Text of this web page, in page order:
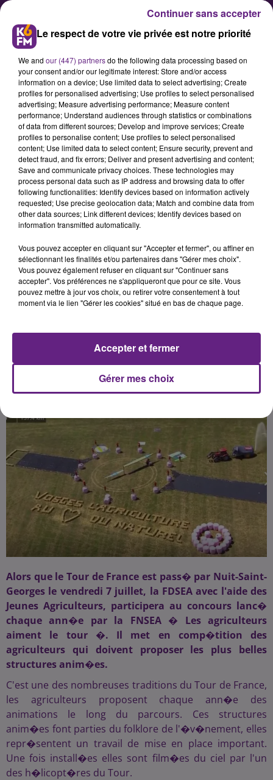
Flashback Tour de France : Les
agriculteurs étaient aussi de la
partie
Alors que le Tour de France est
passé par Nuit-Saint-Georges le
vendredi 7 juillet, la FDSEA avec
participera au concours lancé
chaque année par la FNSEA « Les
agriculteurs aiment le tour ».
Il&nbsp;met en compétition des
Publié : 9 juillet 2017 à 3h10 par 45
Alors que le Tour de France est pass� par Nuit-Saint-
Georges le vendredi 7 juillet, la FDSEA avec l'aide des
Jeunes Agriculteurs, participera au concours lanc�
chaque ann�e par la FNSEA � Les agriculteurs
aiment le tour �. Il met en comp�tition des
agriculteurs qui doivent proposer les plus belles
structures anim�es.
C'est une des nombreuses traditions du Tour de France,
les agriculteurs proposent chaque ann�e des
animations le long du parcours. Ces structures
anim�es font parties du folklore de l'�v�nement, elles
repr�sentent un travail de mise en place important.
Une fois install�es elles sont film�es du ciel par l'un
des h�licopt�res du Tour.
Le respect de votre vie privée est notre priorité
We and our (447) partnersdo the following data processing based on
your consent and/or our legitimate interest: Store and/or access
information on a device; Use limited data to select advertising; Create
profiles for personalised advertising; Use profiles to select personalised
advertising; Measure advertising performance; Measure content
performance; Understand audiences through statistics or combinations
of data from different sources; Develop and improve services; Create
profiles to personalise content; Use profiles to select personalised
content; Use limited data to select content; Ensure security, prevent and
detect fraud, and fix errors; Deliver and present advertising and content;
Save and communicate privacy choices. These technologies may
process personal data such as IP address and browsing data to offer
following functionalities: Identify devices based on information actively
requested; Use precise geolocation data; Match and combine data from
other data sources; Link different devices; Identify devices based on
information transmitted automatically.
Vous pouvez accepter en cliquant sur "Accepter et fermer", ou affiner en
sélectionnant les finalités et/ou partenaires dans "Gérer mes choix".
Vous pouvez également refuser en cliquant sur "Continuer sans
accepter". Vos préférences ne s'appliqueront que pour ce site. Vous
pouvez mettre à jour vos choix, ou retirer votre consentement à tout
moment via le lien "Gérer les cookies" situé en bas de chaque page.
Gérer mes choix
Accepter et fermer
Continuer sans accepter